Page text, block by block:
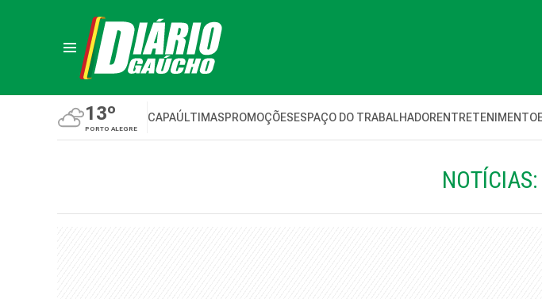
13º
PORTO ALEGRE
CAPAÚLTIMASPROMOÇÕESESPAÇO DO TRABALHADORENTRETENIMENTO
NOTÍCIAS: